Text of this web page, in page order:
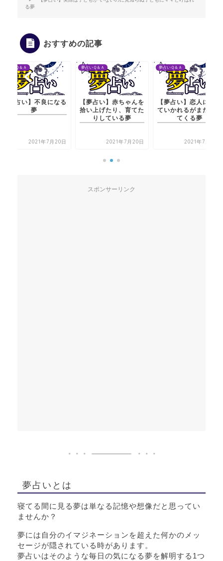
る夢
おすすめの記事
夢占いＱ＆Ａ
【夢占い】不良になる
夢
2021年7月20日
夢占いＱ＆Ａ
【夢占い】赤ちゃんを
拾い上げたり、育てた
りしている夢
2021年7月20日
夢占いＱ＆Ａ
【夢占い】恋人に置い
ていかれるがまた戻っ
てくる夢
2021年7月21日
スポンサーリンク
夢占いとは
寝てる間に見る夢は単なる記憶や想像だと思ってい
ませんか？
夢には自分のイマジネーションを超えた何かのメッ
セージが隠されている時があります。
夢占いはそのような毎日の気になる夢を解明する1つ